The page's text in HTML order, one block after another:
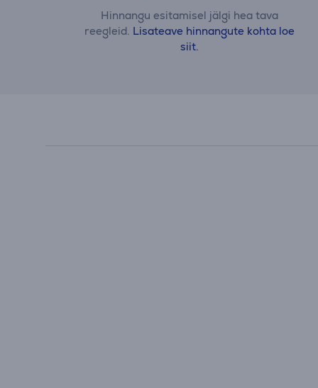
Hinnangu esitamisel jälgi hea tava
reegleid. Lisateave hinnangute kohta loe
siit.